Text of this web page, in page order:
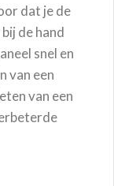
dat je de
de hand
snel en
van een
van een